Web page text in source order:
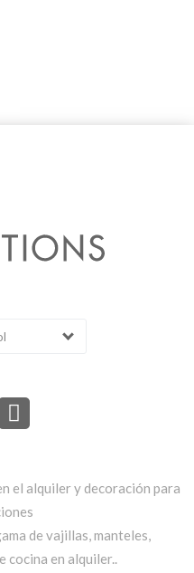
el alquiler y decoración para
de vajillas, manteles,
cocina en alquiler..